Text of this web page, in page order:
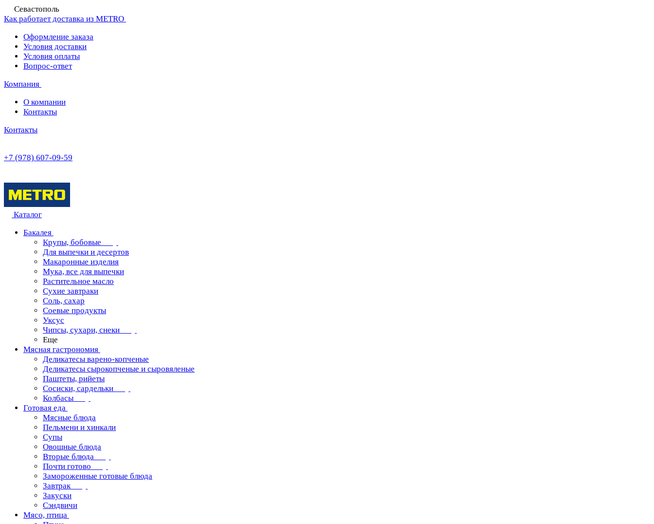
Севастополь
Как работает доставка из METRO
Оформление заказа
Условия доставки
Условия оплаты
Вопрос-ответ
Компания
О компании
Контакты
Контакты
+7 (978) 607-09-59
Каталог
Бакалея
Крупы, бобовые
Для выпечки и десертов
Макаронные изделия
Мука, все для выпечки
Растительное масло
Сухие завтраки
Соль, сахар
Соевые продукты
Уксус
Чипсы, сухари, снеки
Еще
Мясная гастрономия
Деликатесы варено-копченые
Деликатесы сырокопченые и сыровяленые
Паштеты, рийеты
Сосиски, сардельки
Колбасы
Готовая еда
Мясные блюда
Пельмени и хинкали
Супы
Овощные блюда
Вторые блюда
Почти готово
Замороженные готовые блюда
Завтрак
Закуски
Сэндвичи
Мясо, птица